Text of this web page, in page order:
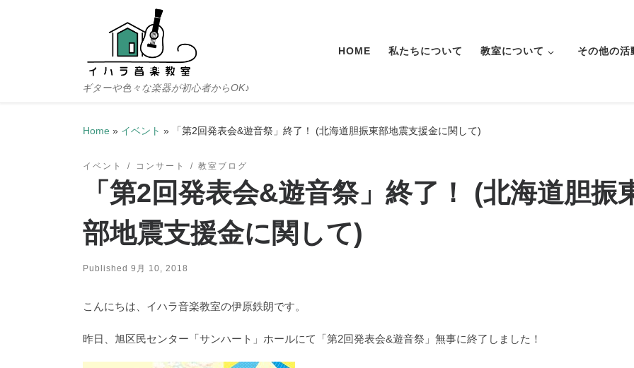
ギターや色々な楽器が初心者からOK♪
HOME 私たちについて 教室について その他の活
Home » イベント » 「第2回発表会&遊音祭」終了！ (北海道胆振東部地震支援金に関して)
イベント コンサート 教室ブログ
「第2回発表会&遊音祭」終了！ (北海道胆振
部地震支援金に関して)
Published 9月 10, 2018
こんにちは、イハラ音楽教室の伊原鉄朗です。
昨日、旭区民センター「サンハート」ホールにて「第2回発表会&遊音祭」無事に終了しました！